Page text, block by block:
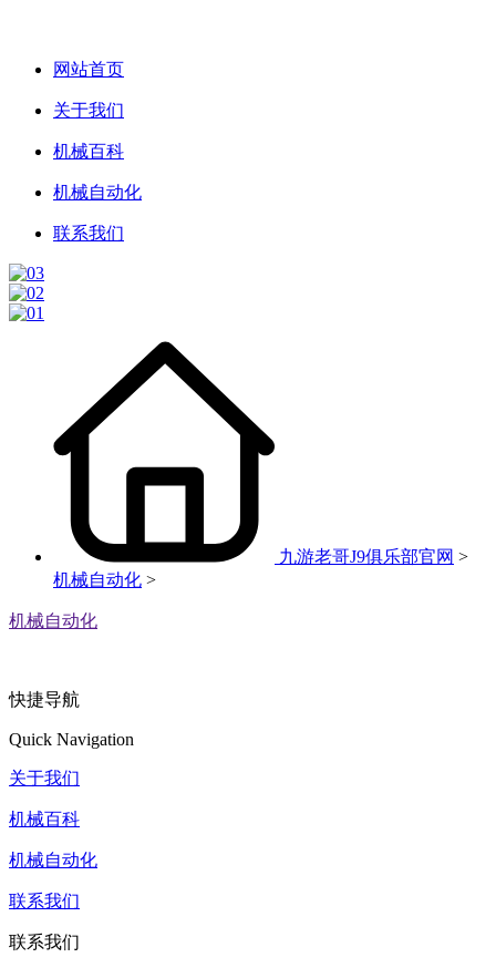
网站首页
关于我们
机械百科
机械自动化
联系我们
九游老哥J9俱乐部官网 >
机械自动化 >
机械自动化
快捷导航
Quick Navigation
关于我们
机械百科
机械自动化
联系我们
联系我们